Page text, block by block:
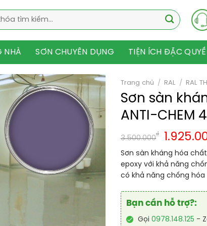
NHÀ SƠN CHUYÊN DỤNG TIỆN ÍCH ĐẶC
Trang chủ / RAL / RAL
Sơn sàn
ANTI-CHEM
3.500.000
₫
Sơn sàn kháng hóa chất
epoxy với khả năng
có khả năng chống
Bạn cần hỗ trợ?:
Gọi 0978.148.125 -